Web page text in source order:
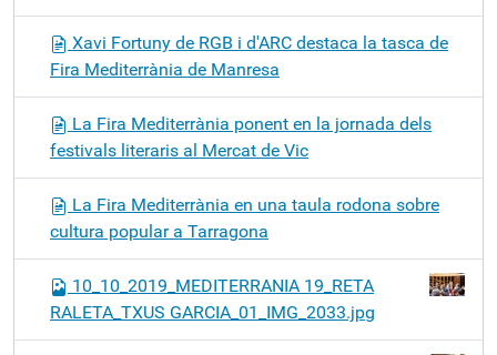
Xavi Fortuny de RGB i d'ARC destaca la tasca de
Fira Mediterrània de Manresa
La Fira Mediterrània ponent en la jornada dels
festivals literaris al Mercat de Vic
La Fira Mediterrània en una taula rodona sobre
cultura popular a Tarragona
10_10_2019_MEDITERRANIA 19_RETA
RALETA_TXUS GARCIA_01_IMG_2033.jpg